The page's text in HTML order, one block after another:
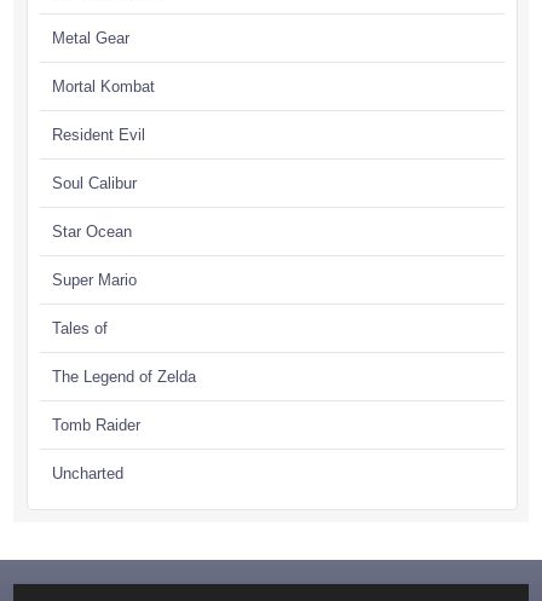
Metal Gear
Mortal Kombat
Resident Evil
Soul Calibur
Star Ocean
Super Mario
Tales of
The Legend of Zelda
Tomb Raider
Uncharted